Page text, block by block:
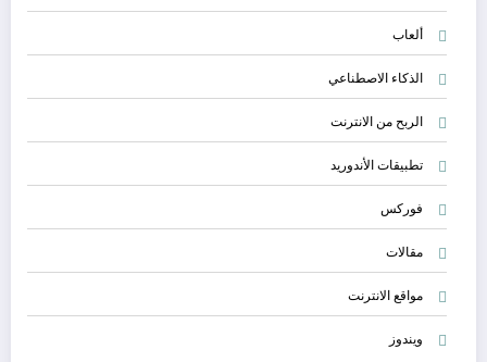
ألعاب
الذكاء الاصطناعي
الربح من الانترنت
تطبيقات الأندوريد
فوركس
مقالات
مواقع الانترنت
ويندوز